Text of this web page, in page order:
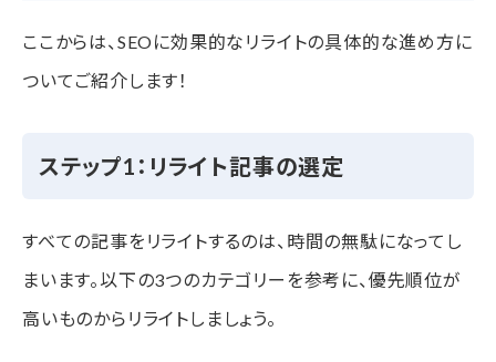
ここからは、SEOに効果的なリライトの具体的な進め方に
ついてご紹介します！
ステップ1：リライト記事の選定
すべての記事をリライトするのは、時間の無駄になってし
まいます。以下の3つのカテゴリーを参考に、優先順位が
高いものからリライトしましょう。